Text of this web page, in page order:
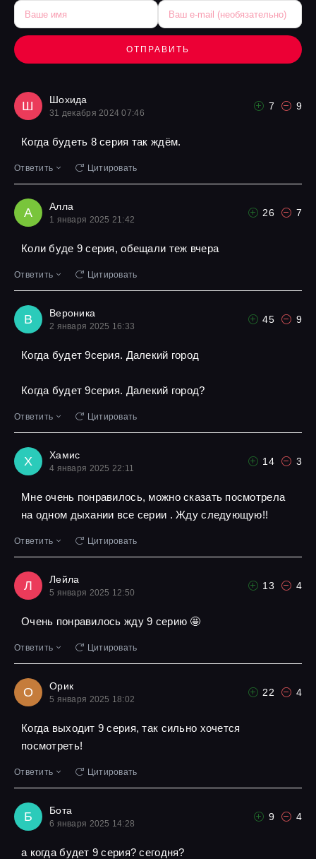
ОТПРАВИТЬ
Ш Шохида
31 декабря 2024 07:46
7 9
Когда будеть 8 серия так ждём.
Ответить Цитировать
А Алла
1 января 2025 21:42
26 7
Коли буде 9 серия, обещали теж вчера
Ответить Цитировать
В Вероника
2 января 2025 16:33
45 9
Когда будет 9серия. Далекий город
Когда будет 9серия. Далекий город?
Ответить Цитировать
Х Хамис
4 января 2025 22:11
14 3
Мне очень понравилось, можно сказать посмотрела
на одном дыхании все серии . Жду следующую!!
Ответить Цитировать
Л Лейла
5 января 2025 12:50
13 4
Очень понравилось жду 9 серию 🤩
Ответить Цитировать
О Орик
5 января 2025 18:02
22 4
Когда выходит 9 серия, так сильно хочется
посмотреть!
Ответить Цитировать
Б Бота
6 января 2025 14:28
9 4
а когда будет 9 серия? сегодня?